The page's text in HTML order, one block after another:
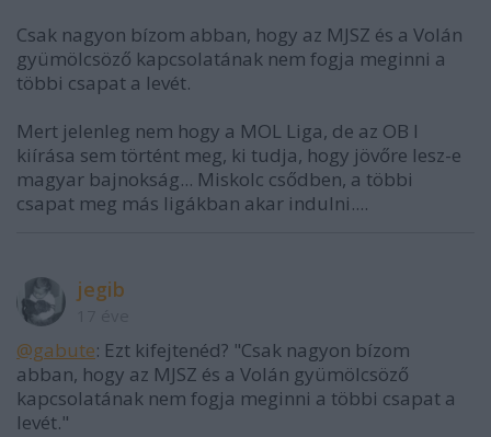
Csak nagyon bízom abban, hogy az MJSZ és a Volán
gyümölcsöző kapcsolatának nem fogja meginni a
többi csapat a levét.
Mert jelenleg nem hogy a MOL Liga, de az OB I
kiírása sem történt meg, ki tudja, hogy jövőre lesz-e
magyar bajnokság... Miskolc csődben, a többi
csapat meg más ligákban akar indulni....
jegib
@gabute: Ezt kifejtenéd? "Csak nagyon bízom
abban, hogy az MJSZ és a Volán gyümölcsöző
kapcsolatának nem fogja meginni a többi csapat a
levét."